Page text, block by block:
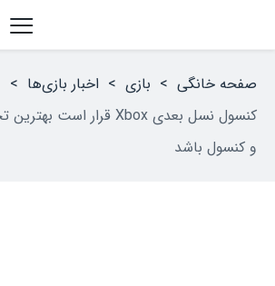
صفحه خانگی > بازی > اخبار بازی‌ها >
و کنسول باشد